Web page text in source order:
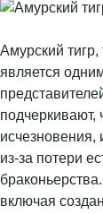
Амурский тигр,
является
подчеркивают,
исчезновения,
из-за потери
включая